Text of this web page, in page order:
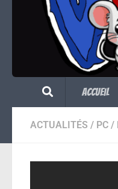
Accueil
ACTUALITÉS / PC /